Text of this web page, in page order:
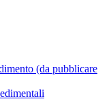
(da pubblicare